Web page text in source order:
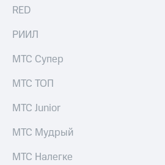
Описание
Уведомление
погашении
облигаций
RED
РИИЛ
МТС Супер
МТС ТОП
МТС Junior
МТС Мудрый
МТС Налегке